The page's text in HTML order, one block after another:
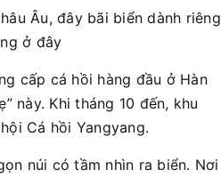
Âu, đây bãi biển dành riêng
ở đây
cấp cá hồi hàng đầu ở Hàn
này. Khi tháng 10 đến, khu
Cá hồi Yangyang.
núi có tầm nhìn ra biển. Nơi